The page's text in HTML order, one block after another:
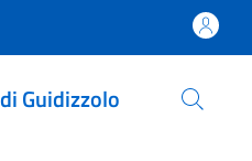
Guidizzolo